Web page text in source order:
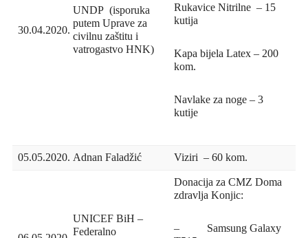
30.04.2020.
UNDP (isporuka
putem Uprave za
civilnu zaštitu i
vatrogastvo HNK)
Rukavice Nitrilne – 15
kutija
Kapa bijela Latex – 200
kom.
Navlake za noge – 3
kutije
05.05.2020. Adnan Faladžić Viziri – 60 kom.
UNICEF BiH –
Federalno
Donacija za CMZ Doma
zdravlja Konjic:
– Samsung Galaxy